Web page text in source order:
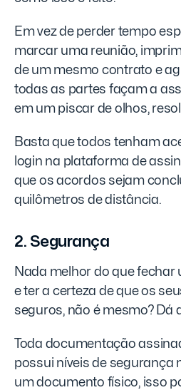
Em vez de perder tempo
marcar uma reunião,
de um mesmo contrato e
todas as partes façam a
em um piscar de olhos,
Basta que todos tenham
login na plataforma de
que os acordos sejam
quilômetros de distância.
2. Segurança
Nada melhor do que
e ter a certeza de que os
seguros, não é mesmo? Dá
Toda documentação
possui níveis de segurança
um documento físico, isso